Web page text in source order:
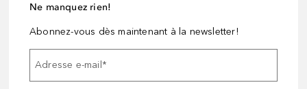
Ne manquez rien!
Abonnez-vous dès maintenant à la newsletter!
Adresse e-mail*